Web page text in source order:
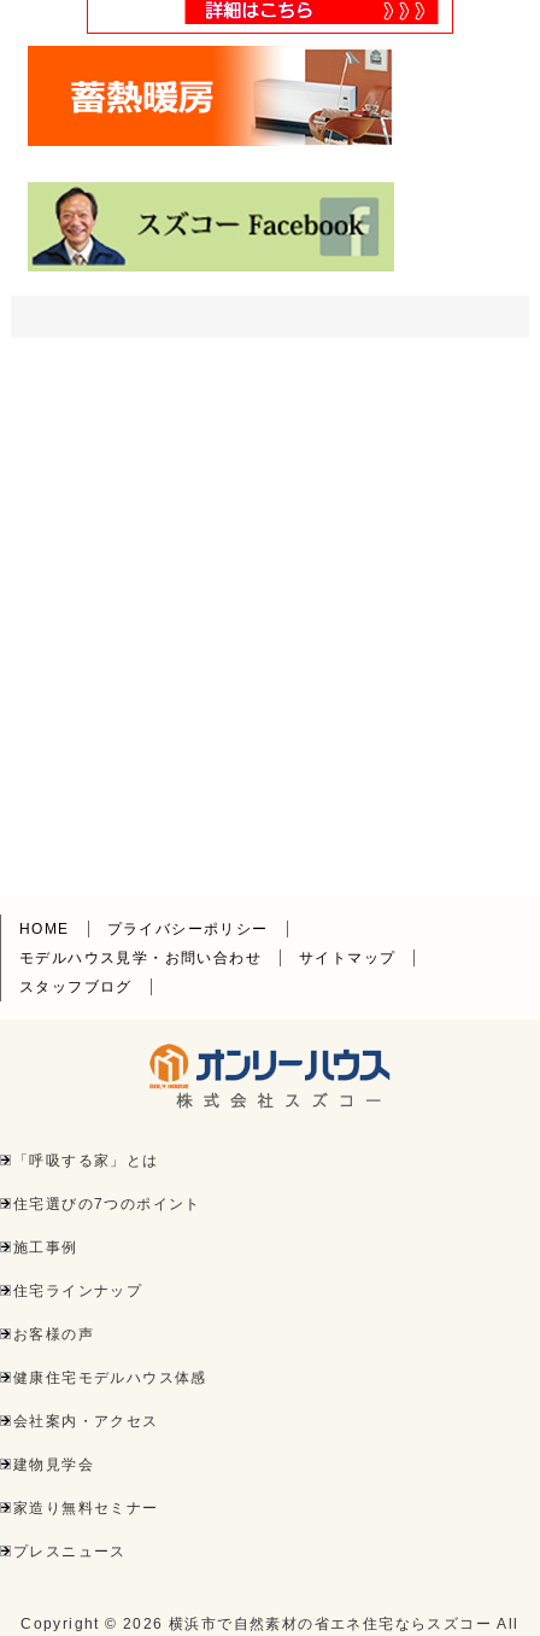
HOME
プライバシーポリシー
モデルハウス見学・お問い合わせ
サイトマップ
スタッフブログ
「呼吸する家」とは
住宅選びの7つのポイント
施工事例
住宅ラインナップ
お客様の声
健康住宅モデルハウス体感
会社案内・アクセス
建物見学会
家造り無料セミナー
プレスニュース
Copyright ©2026横浜市で自然素材の省エネ住宅ならスズコー All